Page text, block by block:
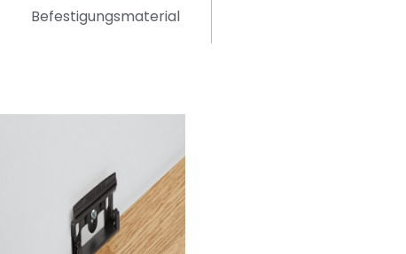
Befestigungsmaterial